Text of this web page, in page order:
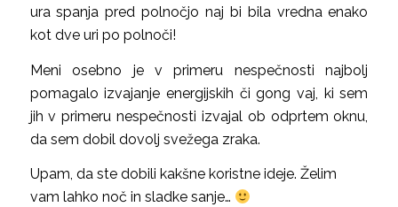
ura spanja pred polnočjo naj bi bila vredna enako
kot dve uri po polnoči!
Meni osebno je v primeru nespečnosti najbolj
pomagalo izvajanje energijskih či gong vaj, ki sem
jih v primeru nespečnosti izvajal ob odprtem oknu,
da sem dobil dovolj svežega zraka.
Upam, da ste dobili kakšne koristne ideje. Želim
vam lahko noč in sladke sanje…